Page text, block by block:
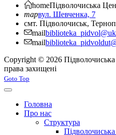
homeПідволочиська
mapвул. Шевченка, 7
смт. Підволочиськ,
mail
mail
Copyright © 2026 Підволочиська
права захищені
Joomla! 3 Templates
Goto Top
Головна
Про нас
Структура
Підволочиська